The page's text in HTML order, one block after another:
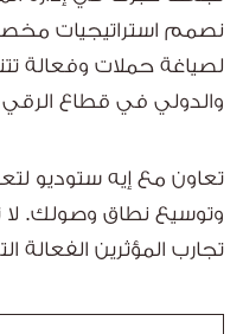
نصمم استراتيجيات
لصياغة حملات وفعالة
والدولي في قطاع
تعاون مع إيه ستوديو
وتوسيع نطاق وصولك. لا
تجارب المؤثرين الفعالة